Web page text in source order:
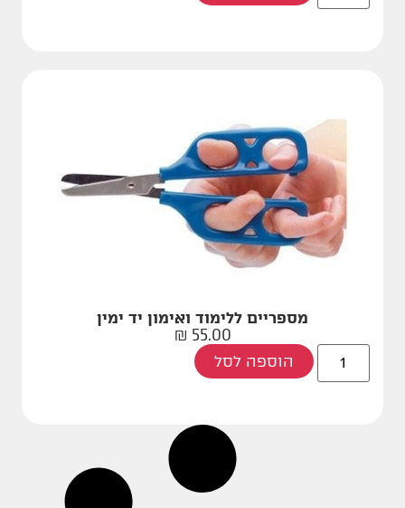
מספריים ללימוד ואימון יד ימין
55.00
₪
הוספה לסל